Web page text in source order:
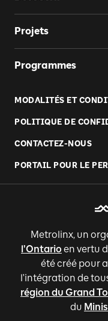
Projets
Programmes
MODALITÉS ET
POLITIQUE DE
CONTACTEZ-NOUS
PORTAIL POUR LE
Metrolinx, un
l'Ontario en vertu
été créé pour
l'intégration de
région du Grand
du